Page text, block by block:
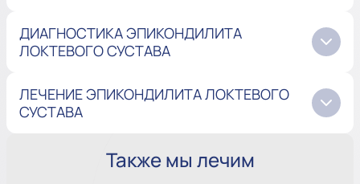
ДИАГНОСТИКА ЭПИКОНДИЛИТА
ЛОКТЕВОГО СУСТАВА
ЛЕЧЕНИЕ ЭПИКОНДИЛИТА ЛОКТЕВОГО
СУСТАВА
Также мы лечим